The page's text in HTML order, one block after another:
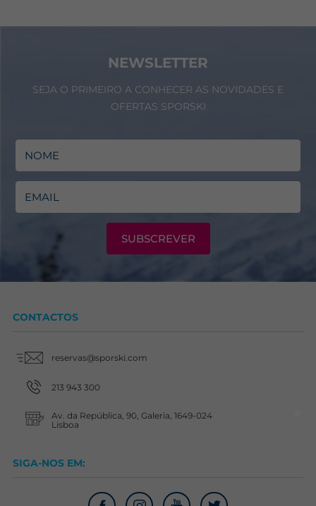
NEWSLETTER
SEJA O PRIMEIRO A CONHECER AS NOVIDADES E
OFERTAS SPORSKI
SUBSCREVER
CONTACTOS
reservas@sporski.com
213 943 300
Av. da República, 90, Galeria, 1649-024
Lisboa
SIGA-NOS EM: